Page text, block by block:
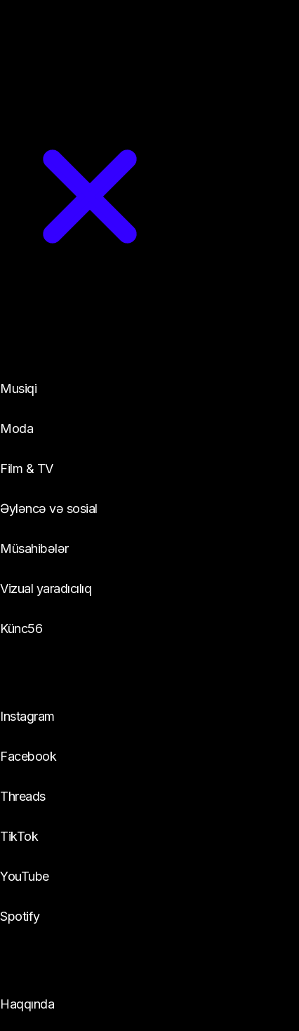
Musiqi
Moda
Film & TV
Əyləncə və sosial
Müsahibələr
Vizual yaradıcılıq
Künc56
Instagram
Facebook
Threads
TikTok
YouTube
Spotify
Haqqında